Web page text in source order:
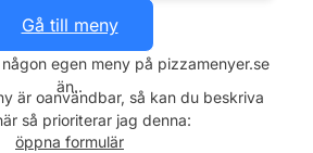
11:00 - 22:00
11:00 - 22:00
11:00 - 22:00
12:00 - 22:00
12:00 - 22:00
Gå till meny
egen meny på pizzamenyer.se
än..
är oanvändbar, så kan du beskriva
så prioriterar jag denna:
öppna formulär